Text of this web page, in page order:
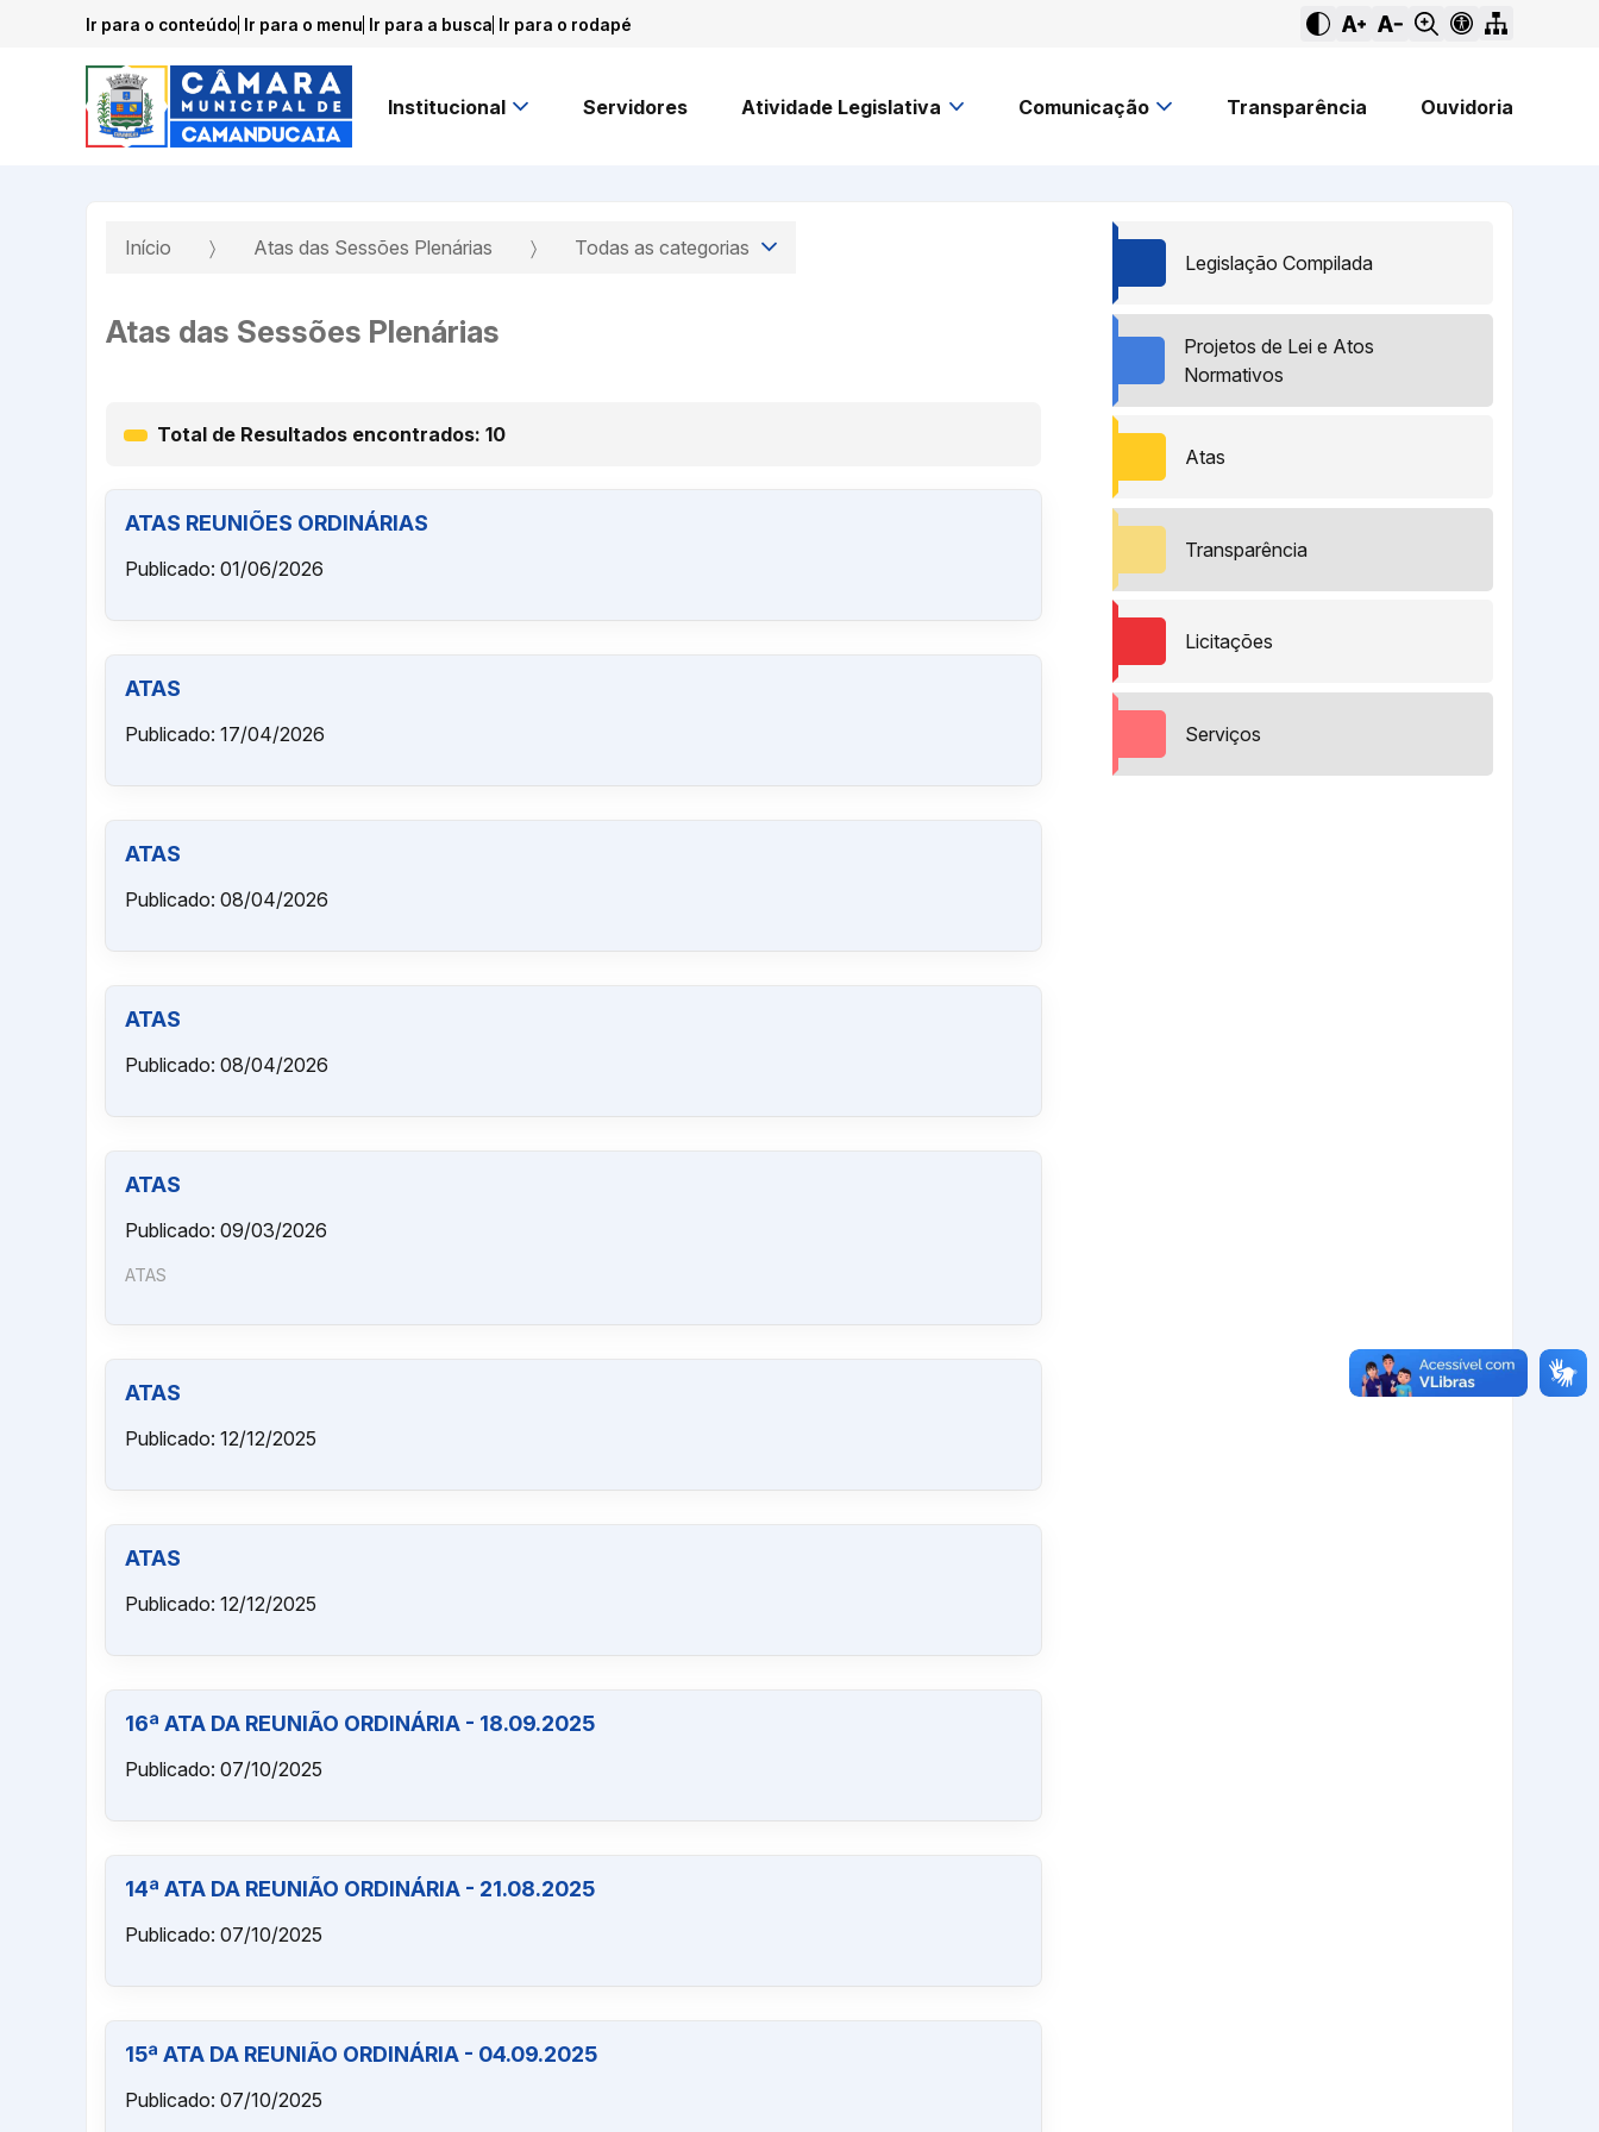
Ir para o conteúdo Ir para o menu Ir para a busca Ir para o rodapé
Institucional Servidores Atividade Legislativa Comunicação Transparência Ouvidoria
Início Atas das Sessões Plenárias Todas as categorias
Atas das Sessões Plenárias
Total de Resultados encontrados: 10
ATAS REUNIÕES ORDINÁRIAS
Publicado: 01/06/2026
ATAS
Publicado: 17/04/2026
ATAS
Publicado: 08/04/2026
ATAS
Publicado: 08/04/2026
ATAS
Publicado: 09/03/2026
ATAS
ATAS
Publicado: 12/12/2025
ATAS
Publicado: 12/12/2025
16ª ATA DA REUNIÃO ORDINÁRIA - 18.09.2025
Publicado: 07/10/2025
14ª ATA DA REUNIÃO ORDINÁRIA - 21.08.2025
Publicado: 07/10/2025
15ª ATA DA REUNIÃO ORDINÁRIA - 04.09.2025
Publicado: 07/10/2025
Legislação Compilada
Projetos de Lei e Atos
Normativos
Atas
Transparência
Licitações
Serviços